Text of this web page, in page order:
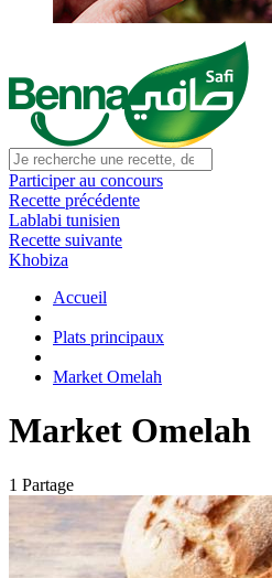
Participer au concours
Recette précédente
Lablabi tunisien
Recette suivante
Khobiza
Accueil
Plats principaux
Market Omelah
Market Omelah
1 Partage